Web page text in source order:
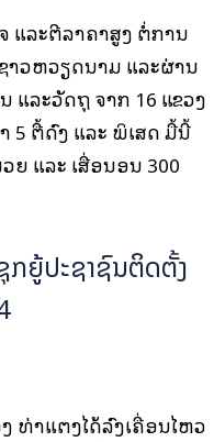
ແລະຕີລາຄາສູງ ຕໍ່ການ
າວຫວຽດນາມ ແລະຜ່ານ
ແລະວັດຖຸ ຈາກ 16 ແຂວງ
5 ຕື້ດົງ ແລະ ພິເສດ ມື້ນີ້
ແລະ ເສື່ອນອນ 300
ກຍູ້ປະຊາຊົນຕິດຕັ້ງ
ທ່າແຕງໄດ້ລົງເຄື່ອນໄຫວ